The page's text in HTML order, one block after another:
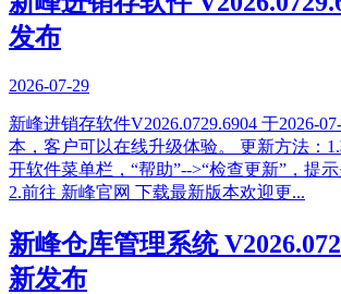
发布
2026-07-29
新峰进销存软件V2026.0729.6904 于2026-
本，客户可以在线升级体验。 更新方法：
开软件菜单栏，“帮助”-->“检查更新”，提
2.前往 新峰官网 下载最新版本欢迎更...
新峰仓库管理系统
新发布